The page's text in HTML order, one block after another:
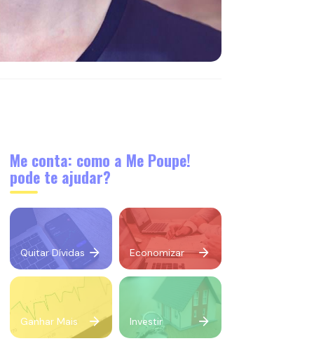
Me conta: como a Me Poupe!
pode te ajudar?
Quitar Dívidas Economizar
Ganhar Mais Investir